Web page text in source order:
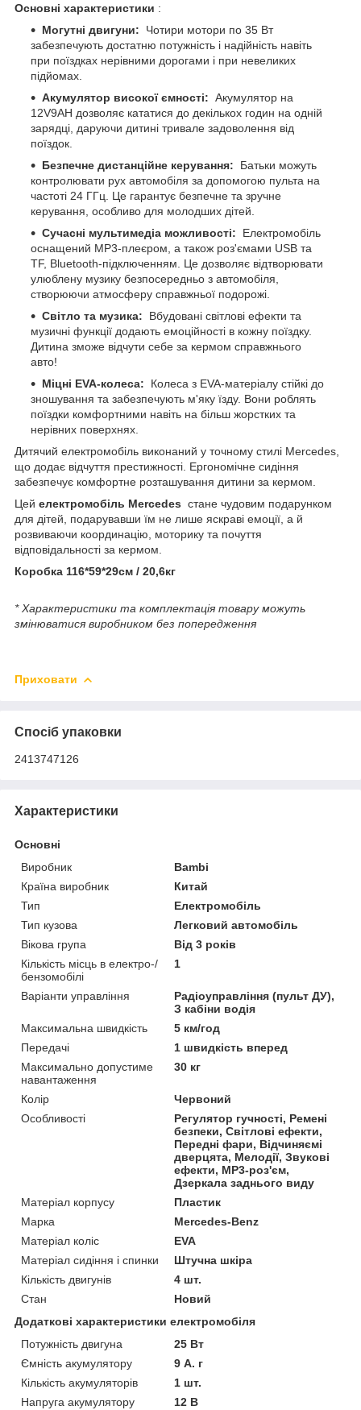
Основні характеристики :
Могутні двигуни: Чотири мотори по 35 Вт
забезпечують достатню потужність і надійність навіть
при поїздках нерівними дорогами і при невеликих
підйомах.
Акумулятор високої ємності: Акумулятор на
12V9AH дозволяє кататися до декількох годин на одній
зарядці, даруючи дитині тривале задоволення від
поїздок.
Безпечне дистанційне керування: Батьки можуть
контролювати рух автомобіля за допомогою пульта на
частоті 24 ГГц. Це гарантує безпечне та зручне
керування, особливо для молодших дітей.
Сучасні мультимедіа можливості: Електромобіль
оснащений MP3-плеєром, а також роз'ємами USB та
TF, Bluetooth-підключенням. Це дозволяє відтворювати
улюблену музику безпосередньо з автомобіля,
створюючи атмосферу справжньої подорожі.
Світло та музика: Вбудовані світлові ефекти та
музичні функції додають емоційності в кожну поїздку.
Дитина зможе відчути себе за кермом справжнього
авто!
Міцні EVA-колеса: Колеса з EVA-матеріалу стійкі до
зношування та забезпечують м'яку їзду. Вони роблять
поїздки комфортними навіть на більш жорстких та
нерівних поверхнях.
Дитячий електромобіль виконаний у точному стилі Mercedes,
що додає відчуття престижності. Ергономічне сидіння
забезпечує комфортне розташування дитини за кермом.
Цей електромобіль Mercedes стане чудовим подарунком
для дітей, подарувавши їм не лише яскраві емоції, а й
розвиваючи координацію, моторику та почуття
відповідальності за кермом.
Коробка 116*59*29см / 20,6кг
* Характеристики та комплектація товару можуть
змінюватися виробником без попередження
Приховати
Спосіб упаковки
2413747126
Характеристики
Основні
Виробник
Bambi
Країна виробник
Китай
Тип
Електромобіль
Тип кузова
Легковий автомобіль
Вікова група
Від 3 років
Кількість місць в електро-/
бензомобілі
1
Варіанти управління
Радіоуправління (пульт ДУ),
З кабіни водія
Максимальна швидкість
5 км/год
Передачі
1 швидкість вперед
Максимально допустиме
навантаження
30 кг
Колір
Червоний
Особливості
Регулятор гучності, Ремені
безпеки, Світлові ефекти,
Передні фари, Відчиняємі
дверцята, Мелодії, Звукові
ефекти, MP3-роз'єм,
Дзеркала заднього виду
Матеріал корпусу
Пластик
Марка
Mercedes-Benz
Матеріал коліс
EVA
Матеріал сидіння і спинки
Штучна шкіра
Кількість двигунів
4 шт.
Стан
Новий
Додаткові характеристики електромобіля
Потужність двигуна
25 Вт
Ємність акумулятору
9 А. г
Кількість акумуляторів
1 шт.
Напруга акумулятору
12 В